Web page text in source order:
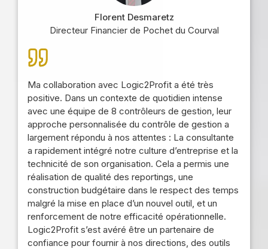
Florent Desmaretz
Directeur Financier de Pochet du Courval
Ma collaboration avec Logic2Profit a été très
positive. Dans un contexte de quotidien intense
avec une équipe de 8 contrôleurs de gestion, leur
approche personnalisée du contrôle de gestion a
largement répondu à nos attentes : La consultante
a rapidement intégré notre culture d’entreprise et la
technicité de son organisation. Cela a permis une
réalisation de qualité des reportings, une
construction budgétaire dans le respect des temps
malgré la mise en place d’un nouvel outil, et un
renforcement de notre efficacité opérationnelle.
Logic2Profit s’est avéré être un partenaire de
confiance pour fournir à nos directions, des outils